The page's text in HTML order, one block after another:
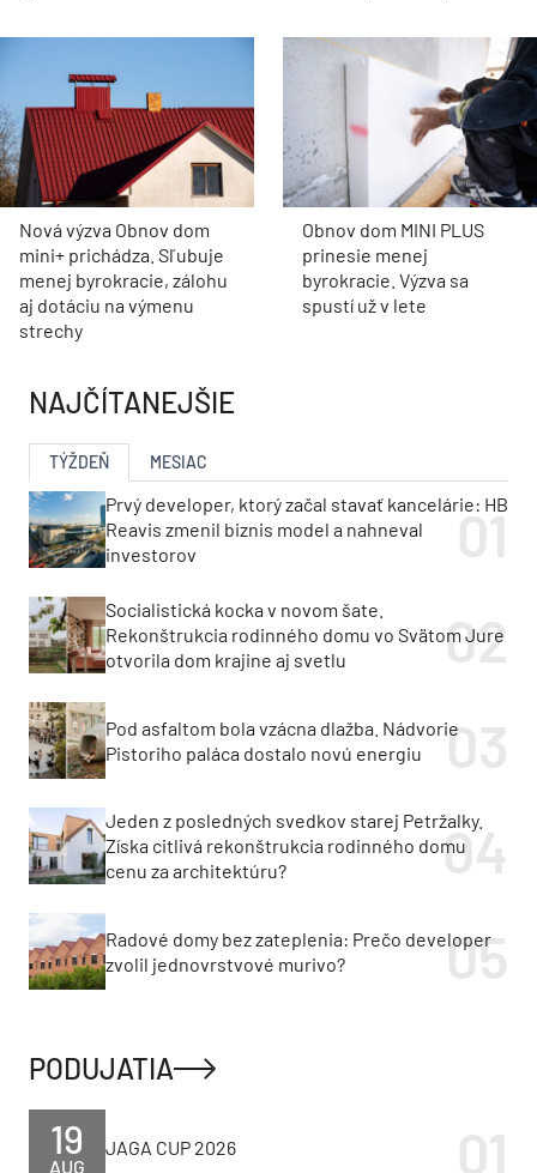
Nová výzva Obnov dom
mini+ prichádza. Sľubuje
menej byrokracie, zálohu
aj dotáciu na výmenu
strechy
Obnov dom MINI PLUS
prinesie menej
byrokracie. Výzva sa
spustí už v lete
NAJČÍTANEJŠIE
TÝŽDEŇ MESIAC
Prvý developer, ktorý začal stavať kancelárie: HB
Reavis zmenil biznis model a nahneval
investorov
Socialistická kocka v novom šate.
Rekonštrukcia rodinného domu vo Svätom Jure
otvorila dom krajine aj svetlu
Pod asfaltom bola vzácna dlažba. Nádvorie
Pistoriho paláca dostalo novú energiu
Jeden z posledných svedkov starej Petržalky.
Získa citlivá rekonštrukcia rodinného domu
cenu za architektúru?
Radové domy bez zateplenia: Prečo developer
zvolil jednovrstvové murivo?
PODUJATIA
AUG
19 JAGA CUP 2026